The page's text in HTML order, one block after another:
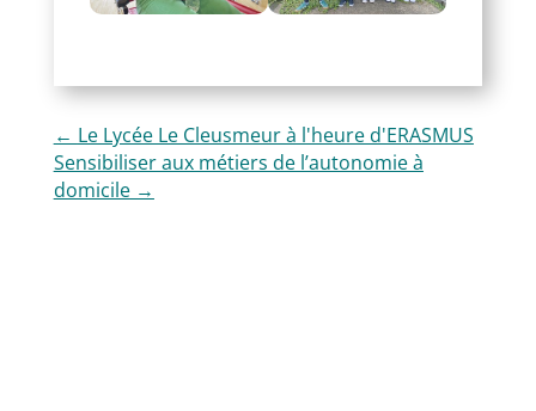
← Le Lycée Le Cleusmeur à l'heure d'ERASMUS
Sensibiliser aux métiers de l’autonomie à
domicile→